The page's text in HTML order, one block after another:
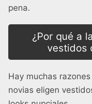
pena.
¿Por qué a
vestidos
Hay muchas
novias eligen